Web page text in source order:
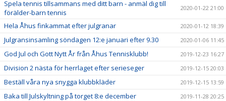
Spela tennis tillsammans med ditt barn - anmäl dig till
förälder-barn tennis
2020-01-22 21:00
Hela Åhus finkammat efter julgranar 2020-01-12 18:39
Julgransinsamling söndagen 12:e januari efter 9.30 2020-01-06 11:45
God Jul och Gott Nytt År från Åhus Tennisklubb! 2019-12-23 16:27
Division 2 nästa för herrlaget efter serieseger 2019-12-15 20:03
Beställ våra nya snygga klubbkläder 2019-12-15 13:59
Baka till Julskyltning på torget 8:e december 2019-11-28 20:25